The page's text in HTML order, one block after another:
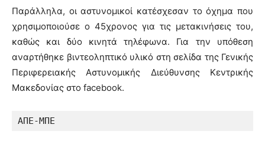
Παράλληλα, οι αστυνομικοί κατέσχεσαν το όχημα που
χρησιμοποιούσε ο 45χρονος για τις μετακινήσεις του,
καθώς και δύο κινητά τηλέφωνα. Για την υπόθεση
αναρτήθηκε βιντεοληπτικό υλικό στη σελίδα της Γενικής
Περιφερειακής Αστυνομικής Διεύθυνσης Κεντρικής
Μακεδονίας στο facebook.
ΑΠΕ-ΜΠΕ